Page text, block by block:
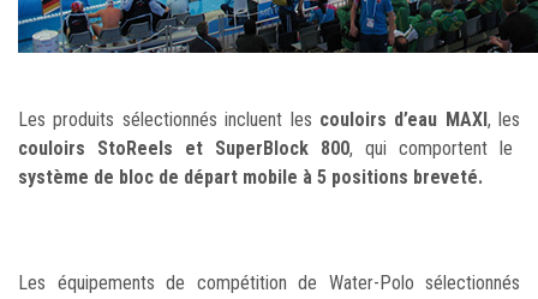
Les produits sélectionnés incluent les couloirs d’eau MAXI, les
couloirs StoReels et SuperBlock 800, qui comportent le
système de bloc de départ mobile à 5 positions breveté.
Les équipements de compétition de Water-Polo sélectionnés